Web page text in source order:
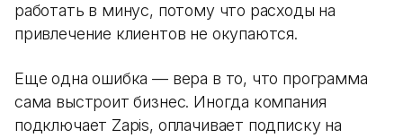
работать в минус, потому что расходы на
привлечение клиентов не окупаются.
Еще одна ошибка — вера в то, что программа
сама выстроит бизнес. Иногда компания
подключает Zapis, оплачивает подписку на